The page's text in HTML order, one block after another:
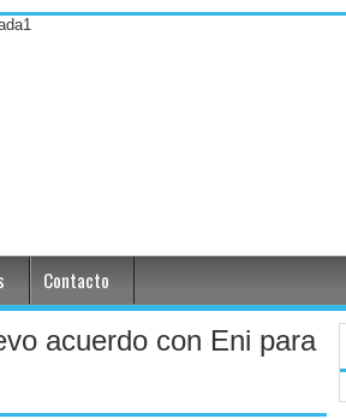
Contacto
acuerdo con Eni para